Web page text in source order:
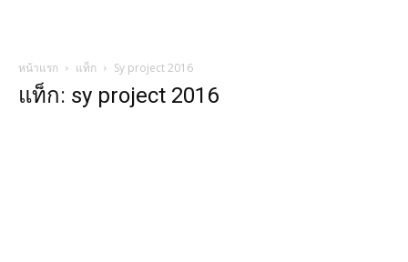
หน้าแรก แท็ก Sy project 2016
แท็ก: sy project 2016